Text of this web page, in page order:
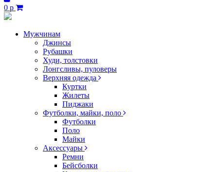
0 р
Мужчинам
Джинсы
Рубашки
Худи, толстовки
Лонгсливы, пуловеры
Верхняя одежда
Куртки
Жилеты
Пиджаки
Футболки, майки, поло
Футболки
Поло
Майки
Аксессуары
Ремни
Бейсболки